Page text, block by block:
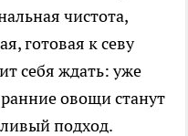
чистота,
готовая к севу
себя ждать: уже
овощи станут
подход.